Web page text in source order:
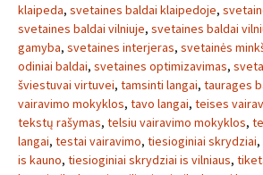
klaipeda, svetaines baldai klaipedoje,
svetaines baldai vilniuje, svetaines baldai
gamyba, svetaines interjeras, svetainės
odiniai baldai, svetaines optimizavimas,
šviestuvai virtuvei, tamsinti langai, taurages
vairavimo mokyklos, tavo langai, teises
tekstų rašymas, telsiu vairavimo mokyklos,
langai, testai vairavimo, tiesioginiai skrydziai,
is kauno, tiesioginiai skrydziai is vilniaus,